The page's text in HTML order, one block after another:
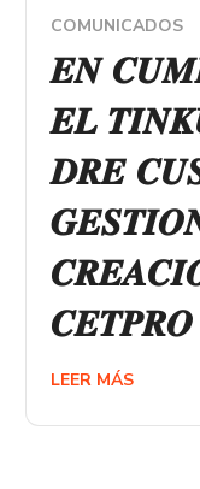
COMUNICADOS
𝑬𝑵
𝑬𝑳
𝑫𝑹𝑬
LEER MÁS